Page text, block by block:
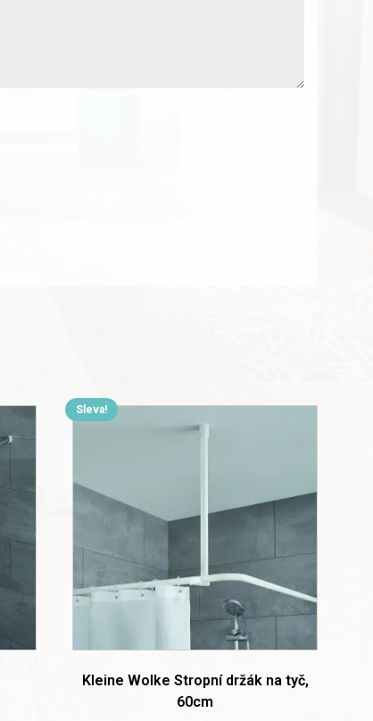
Sleva!
Kleine Wolke Stropní držák na tyč,
60cm
This
variants.
chosen
on